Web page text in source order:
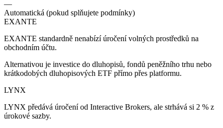
—
Automatická (pokud splňujete podmínky)
EXANTE
EXANTE standardně nenabízí úročení volných prostředků na
obchodním účtu.
Alternativou je investice do dluhopisů, fondů peněžního trhu nebo
krátkodobých dluhopisových ETF přímo přes platformu.
LYNX
LYNX předává úročení od Interactive Brokers, ale strhává si 2 % z
úrokové sazby.